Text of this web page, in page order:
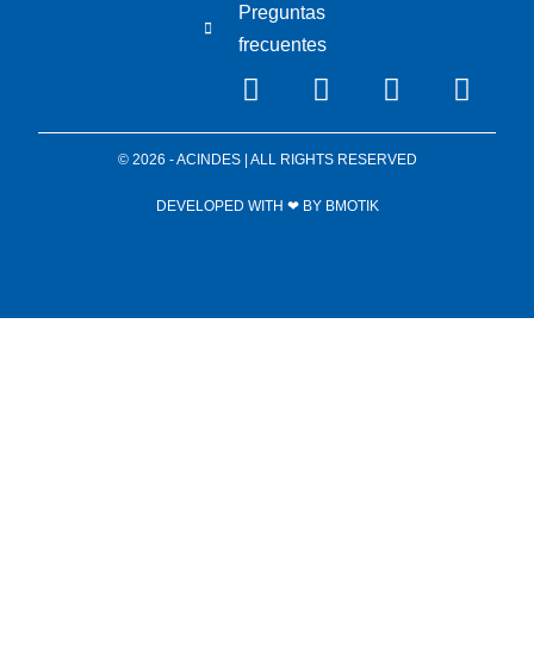
Preguntas
frecuentes
© 2026 - ACINDES | ALL RIGHTS RESERVED
DEVELOPED WITH ❤ BY BMOTIK